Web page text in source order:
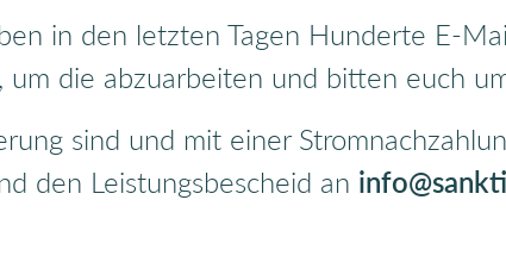
in den letzten Tagen Hunderte E-
die abzuarbeiten und bitten euch
sind und mit einer
den Leistungsbescheid an